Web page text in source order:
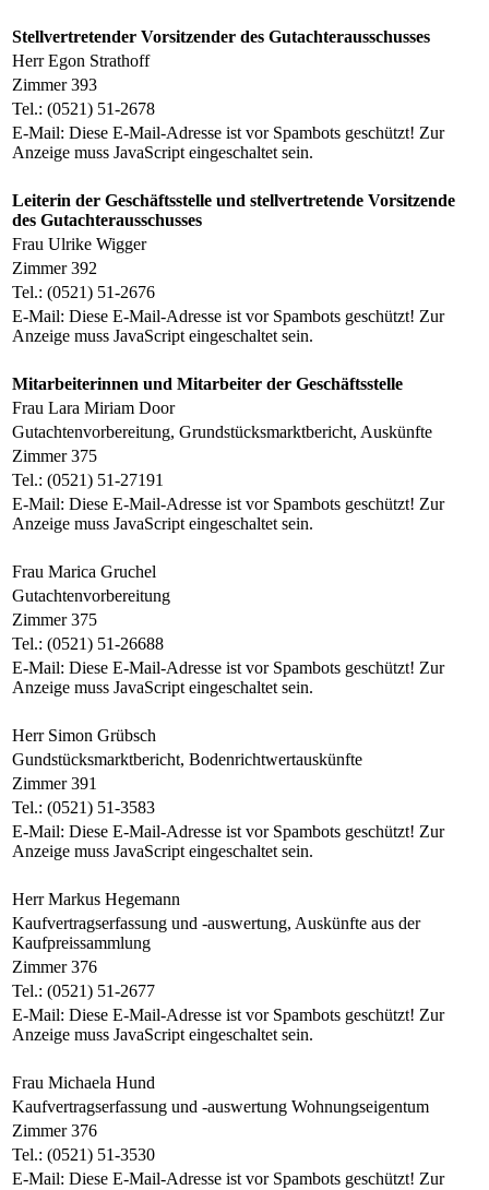
Stellvertretender Vorsitzender des Gutachterausschusses
Herr Egon Strathoff
Zimmer 393
Tel.: (0521) 51-2678
E-Mail: Diese E-Mail-Adresse ist vor Spambots geschützt! Zur
Anzeige muss JavaScript eingeschaltet sein.
Leiterin der Geschäftsstelle und stellvertretende Vorsitzende
des Gutachterausschusses
Frau Ulrike Wigger
Zimmer 392
Tel.: (0521) 51-2676
E-Mail: Diese E-Mail-Adresse ist vor Spambots geschützt! Zur
Anzeige muss JavaScript eingeschaltet sein.
Mitarbeiterinnen und Mitarbeiter der Geschäftsstelle
Frau Lara Miriam Door
Gutachtenvorbereitung, Grundstücksmarktbericht, Auskünfte
Zimmer 375
Tel.: (0521) 51-27191
E-Mail: Diese E-Mail-Adresse ist vor Spambots geschützt! Zur
Anzeige muss JavaScript eingeschaltet sein.
Frau Marica Gruchel
Gutachtenvorbereitung
Zimmer 375
Tel.: (0521) 51-26688
E-Mail: Diese E-Mail-Adresse ist vor Spambots geschützt! Zur
Anzeige muss JavaScript eingeschaltet sein.
Herr Simon Grübsch
Gundstücksmarktbericht, Bodenrichtwertauskünfte
Zimmer 391
Tel.: (0521) 51-3583
E-Mail: Diese E-Mail-Adresse ist vor Spambots geschützt! Zur
Anzeige muss JavaScript eingeschaltet sein.
Herr Markus Hegemann
Kaufvertragserfassung und -auswertung, Auskünfte aus der
Kaufpreissammlung
Zimmer 376
Tel.: (0521) 51-2677
E-Mail: Diese E-Mail-Adresse ist vor Spambots geschützt! Zur
Anzeige muss JavaScript eingeschaltet sein.
Frau Michaela Hund
Kaufvertragserfassung und -auswertung Wohnungseigentum
Zimmer 376
Tel.: (0521) 51-3530
E-Mail: Diese E-Mail-Adresse ist vor Spambots geschützt! Zur